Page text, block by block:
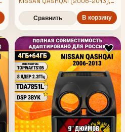
Android магнитола
Сравнить В корзину